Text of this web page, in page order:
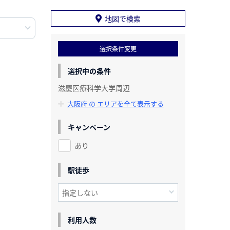
地図で検索
選択条件変更
選択中の条件
滋慶医療科学大学周辺
大阪府 の エリアを全て表示する
キャンペーン
あり
駅徒歩
利用人数